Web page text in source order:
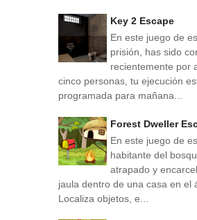
Key 2 Escape
En este juego de
prisión, has sido
recientemente por
cinco personas, tu ejecución
programada para mañana...
Forest Dweller
En este juego de
habitante del
atrapado y
jaula dentro de una casa en el
Localiza objetos, e...